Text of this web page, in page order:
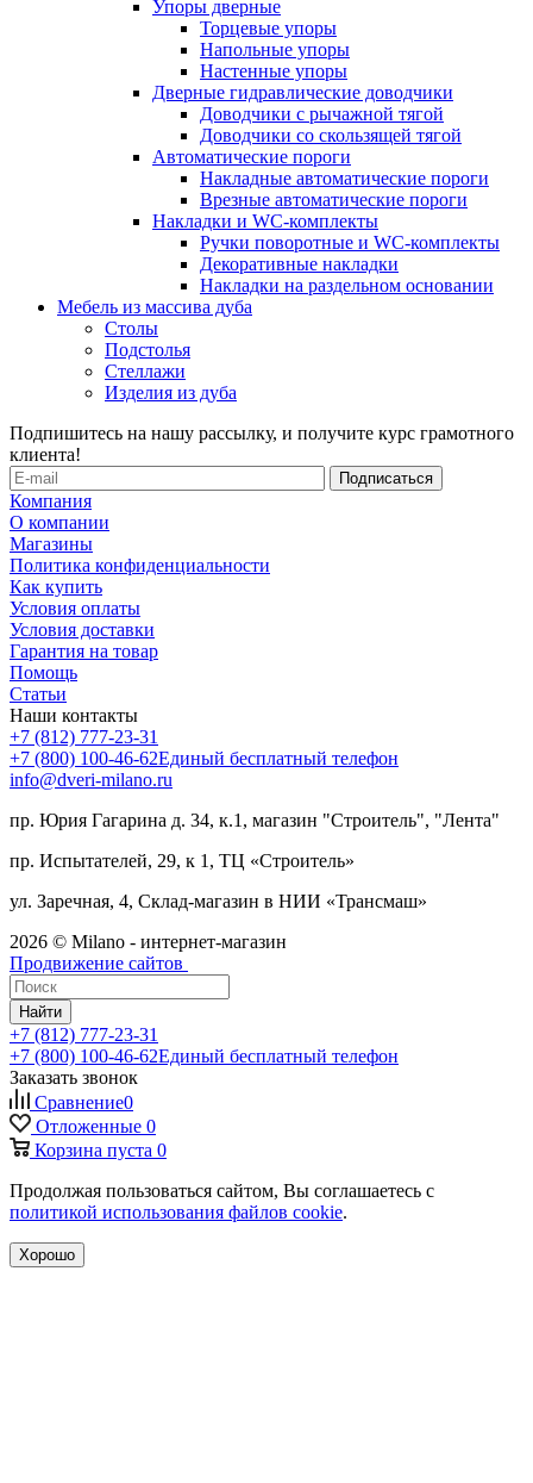
Упоры дверные
Торцевые упоры
Напольные упоры
Настенные упоры
Дверные гидравлические доводчики
Доводчики с рычажной тягой
Доводчики со скользящей тягой
Автоматические пороги
Накладные автоматические пороги
Врезные автоматические пороги
Накладки и WC-комплекты
Ручки поворотные и WC-комплекты
Декоративные накладки
Накладки на раздельном основании
Мебель из массива дуба
Столы
Подстолья
Стеллажи
Изделия из дуба
Подпишитесь на нашу рассылку, и получите курс грамотного
клиента!
Компания
О компании
Магазины
Политика конфиденциальности
Как купить
Условия оплаты
Условия доставки
Гарантия на товар
Помощь
Статьи
Наши контакты
+7 (812) 777-23-31
+7 (800) 100-46-62Единый бесплатный телефон
info@dveri-milano.ru
пр. Юрия Гагарина д. 34, к.1, магазин "Строитель", "Лента"
пр. Испытателей, 29, к 1, ТЦ «Строитель»
ул. Заречная, 4, Склад-магазин в НИИ «Трансмаш»
2026 © Milano - интернет-магазин
Продвижение сайтов
Найти
+7 (812) 777-23-31
+7 (800) 100-46-62Единый бесплатный телефон
Заказать звонок
Сравнение0
Отложенные 0
Корзина пуста 0
Продолжая пользоваться сайтом, Вы соглашаетесь с
политикой использования файлов cookie.
Хорошо